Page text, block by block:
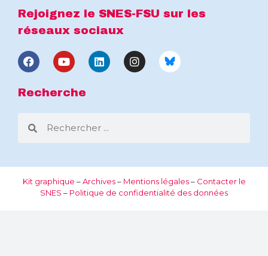
Rejoignez le SNES-FSU sur les
réseaux sociaux
Recherche
Kit graphique –Archives– Mentions légales– Contacter le
SNES – Politique de confidentialité des données